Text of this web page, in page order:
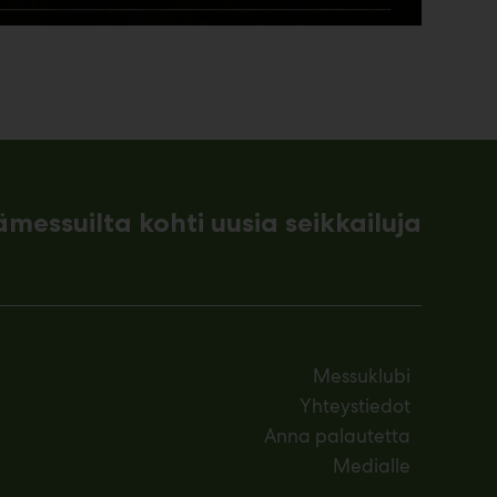
kohti uusia seikkailuja
Messuklubi
Yhteystiedot
Anna palautetta
Medialle